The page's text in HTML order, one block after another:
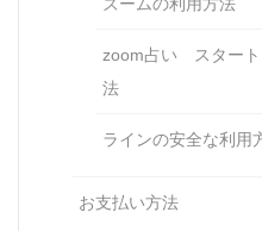
zoom占い スター
法
ラインの安全な利用
お支払い方法